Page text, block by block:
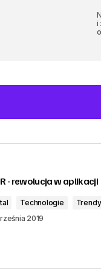
i
- rewolucja w aplikacji
Technologie
Trendy
2019